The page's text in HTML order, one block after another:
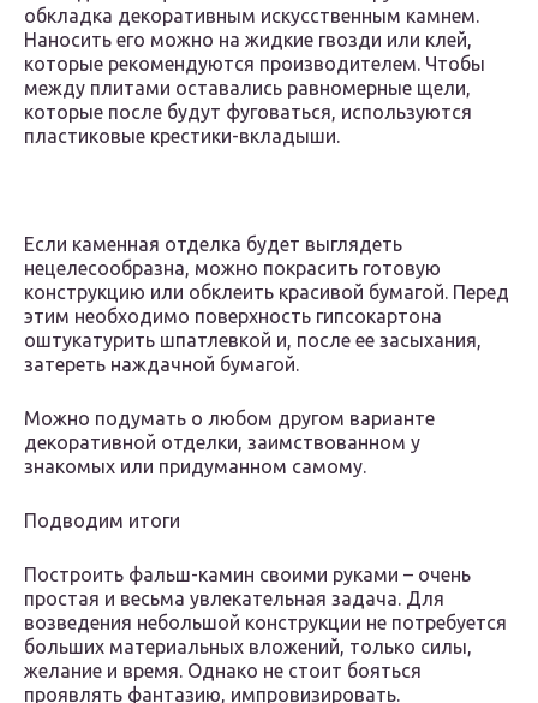
обкладка декоративным искусственным камнем.
Наносить его можно на жидкие гвозди или клей,
которые рекомендуются производителем. Чтобы
между плитами оставались равномерные щели,
которые после будут фуговаться, используются
пластиковые крестики-вкладыши.
Если каменная отделка будет выглядеть
нецелесообразна, можно покрасить готовую
конструкцию или обклеить красивой бумагой. Перед
этим необходимо поверхность гипсокартона
оштукатурить шпатлевкой и, после ее засыхания,
затереть наждачной бумагой.
Можно подумать о любом другом варианте
декоративной отделки, заимствованном у
знакомых или придуманном самому.
Подводим итоги
Построить фальш-камин своими руками – очень
простая и весьма увлекательная задача. Для
возведения небольшой конструкции не потребуется
больших материальных вложений, только силы,
желание и время. Однако не стоит бояться
проявлять фантазию, импровизировать.